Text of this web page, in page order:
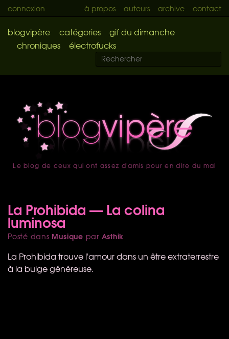
connexion à propos auteurs archive contact
blogvipère catégories
gif du dimanche
chroniques
électrofucks
accueil
Le blog de ceux qui ont assez d'amis pour en dire du mal
La Prohibida — La colina
luminosa
Posté dans Musique par Asthik
La Prohibida trouve l'amour dans un être extraterrestre
à la bulge généreuse.